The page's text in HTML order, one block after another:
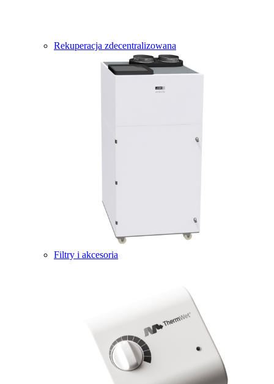
Rekuperacja zdecentralizowana
Filtry i akcesoria